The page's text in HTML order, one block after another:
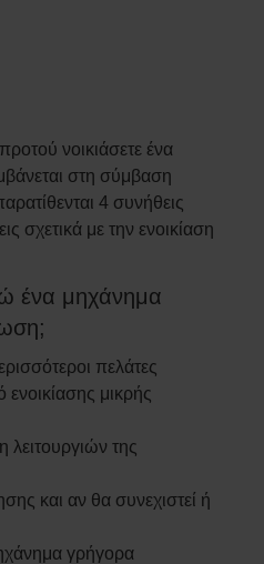
νοικιάσετε ένα
στη σύμβαση
4 συνήθεις
σχετικά με την ενοικίαση
ένα μηχάνημα
πελάτες
ενοικίασης μικρής
της
και αν θα συνεχιστεί ή
γρήγορα